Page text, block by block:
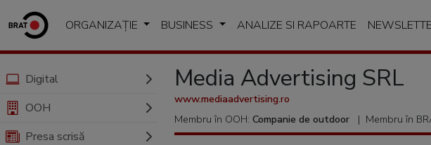
ORGANIZAȚIE BUSINESS ANALIZE SI RAPOARTE
Digital
OOH
Presa scrisă
Media Advertising SRL
www.mediaadvertising.ro
Membru în OOH: Companie de outdoor | Membru în